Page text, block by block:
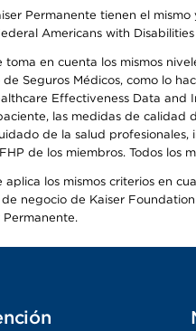
Permanente tienen el
Americans with
toma en cuenta los mismos
Seguros Médicos, como lo
Effectiveness Data and
las medidas de calidad
de la salud
de los miembros. Todos los
aplica los mismos criterios en
negocio de Kaiser